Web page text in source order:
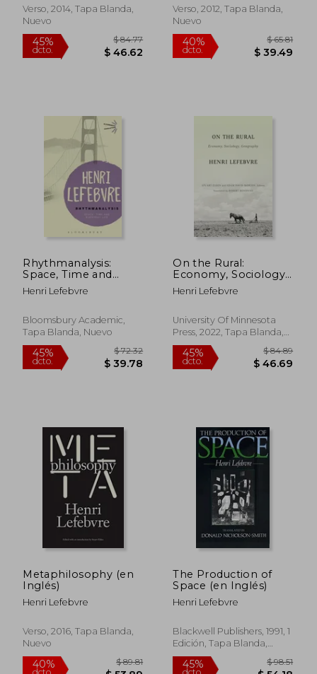
Verso, 2014, Tapa Blanda,
Nuevo
dcto. $ 46.62
Verso, 2012, Tapa Blanda,
Nuevo
dcto.
Rhythmanalysis:
Space, Time and
Everyday Life
(Bloomsbury
Inglés)
Henri Lefebvre
Bloomsbury Academic,
Tapa Blanda, Nuevo
On the Rural:
Economy, Sociology,
Geography (en
Inglés)
Henri Lefebvre
University Of Minnesota
Press, 2022, Tapa Blanda,
Nuevo
Metaphilosophy (en
Inglés)
Henri Lefebvre
Verso, 2016, Tapa Blanda,
Nuevo
The Production of
Space (en Inglés)
Henri Lefebvre
Blackwell Publishers, 1991, 1
Edición, Tapa Blanda,
Nuevo